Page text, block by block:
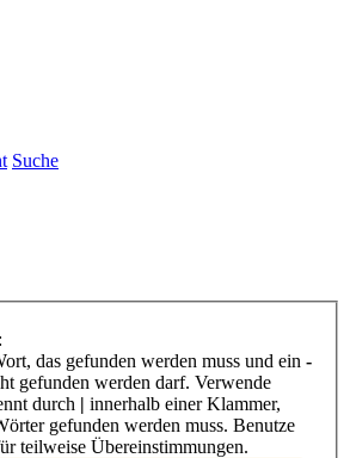
Suche
das gefunden werden muss und ein -
gefunden werden darf. Verwende
durch | innerhalb einer Klammer,
gefunden werden muss. Benutze
teilweise Übereinstimmungen.